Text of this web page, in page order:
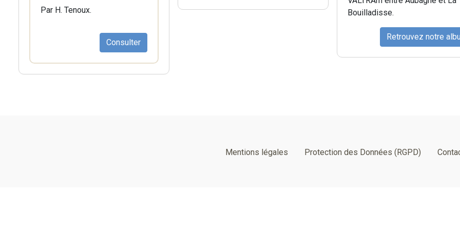
Par H. Tenoux.
Consulter
Bouilladisse.
Retrouvez notre
Mentions légales Protection des Données (RGPD)